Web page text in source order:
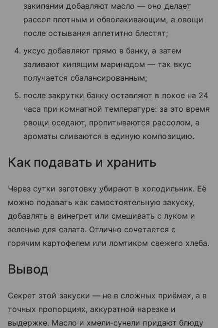
закипании добавляют масло — оно делает
рассол плотным и обволакивающим, а овощи
после остывания аппетитно блестят;
уксус добавляют прямо в банку, а затем
заливают кипящим маринадом — так вкус
получается сбалансированным;
после закрутки банку оставляют в покое на 24
часа при комнатной температуре: за это время
овощи оседают, пропитываются рассолом, а
ароматы сливаются в единую композицию.
Как подавать и хранить
Через сутки заготовку убирают в холодильник. Её
можно подавать как самостоятельную закуску,
добавлять в винегрет или смешивать с луком и
зеленью для салата. Отлично сочетается с
горячим картофелем или ломтиком свежего хлеба.
Вывод
Секрет этой закуски — не в сложных приёмах, а в
точных пропорциях, аккуратной нарезке и
выдержке. Масло и хмели‑сунели придают блюду